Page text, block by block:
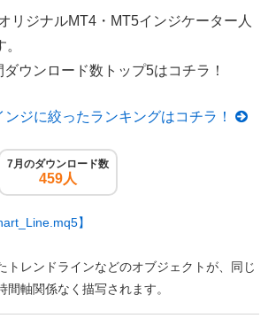
リジナルMT4・MT5インジケーター人
ウンロード数トップ5はコチラ！
ンジに絞ったランキングはコチラ！
】
トレンドラインなどのオブジェクトが、同じ
間軸関係なく描写されます。
7月のダウンロード数
459人